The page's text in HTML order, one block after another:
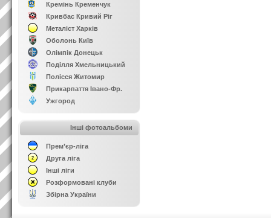
Кремінь Кременчук
Кривбас Кривий Ріг
Металіст Харків
Оболонь Київ
Олімпік Донецьк
Поділля Хмельницький
Полісся Житомир
Прикарпаття Івано-Фр.
Ужгород
Інші фотоальбоми
Прем’єр-ліга
Друга ліга
Інші ліги
Розформовані клуби
Збірна України